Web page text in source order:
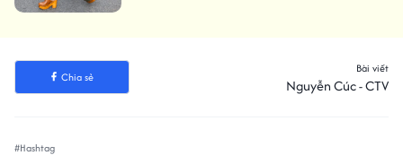
Chia sẻ
Bài viết
Nguyễn Cúc - CTV
#Hashtag